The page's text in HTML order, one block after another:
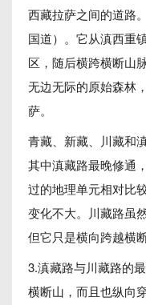
西藏拉萨之间的道路
国道）。它从滇西重
区，随后横跨横断山
无边无际的原始森林
萨。
青藏、新藏、川藏和
其中滇藏路最晚修通
过的地理单元相对比
变化不大。川藏路虽
但它只是横向跨越横
3.滇藏路与川藏路的
横断山，而且也纵向